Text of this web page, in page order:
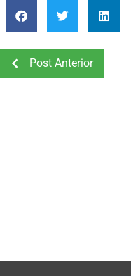
Post Anterior